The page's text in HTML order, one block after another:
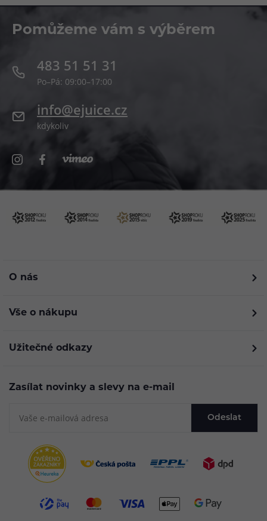
Pomůžeme vám s výběrem
483 51 51 31
Po–Pá: 09:00–17:00
info@ejuice.cz
kdykoliv
O nás
Vše o nákupu
Užitečné odkazy
Zasílat novinky a slevy na e-mail
Odeslat